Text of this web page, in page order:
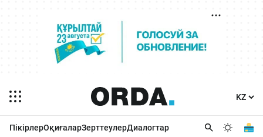
ПікірлерОқиғаларЗерттеулерДиалогтар